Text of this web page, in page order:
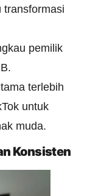
transformasi
pemilik
terlebih
untuk
muda.
Konsisten